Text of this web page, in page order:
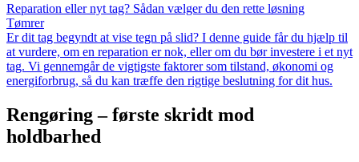
Reparation eller nyt tag? Sådan vælger du den rette løsning
Tømrer
Er dit tag begyndt at vise tegn på slid? I denne guide får du hjælp til
at vurdere, om en reparation er nok, eller om du bør investere i et nyt
tag. Vi gennemgår de vigtigste faktorer som tilstand, økonomi og
energiforbrug, så du kan træffe den rigtige beslutning for dit hus.
Rengøring – første skridt mod
holdbarhed